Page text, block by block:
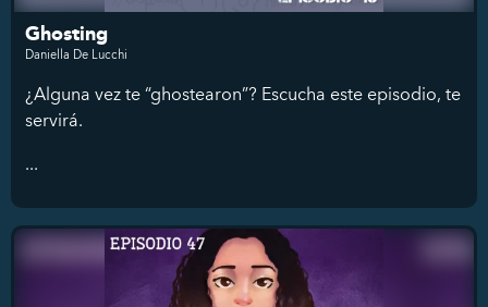
Ghosting
Daniella De Lucchi
¿Alguna vez te “ghostearon”? Escucha este episodio, te
servirá.
...